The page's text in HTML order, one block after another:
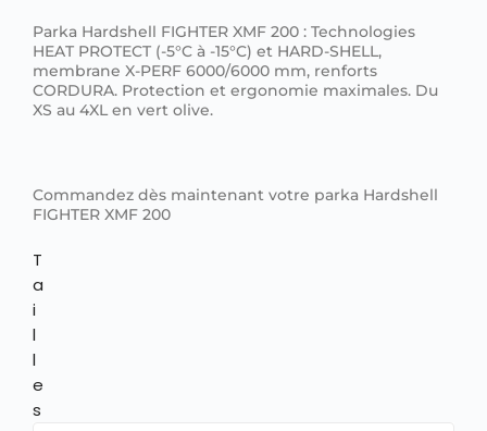
Parka Hardshell FIGHTER XMF 200 : Technologies
HEAT PROTECT (-5°C à -15°C) et HARD-SHELL,
membrane X-PERF 6000/6000 mm, renforts
CORDURA. Protection et ergonomie maximales. Du
XS au 4XL en vert olive.
Commandez dès maintenant votre parka Hardshell
FIGHTER XMF 200
T
a
i
l
l
e
s